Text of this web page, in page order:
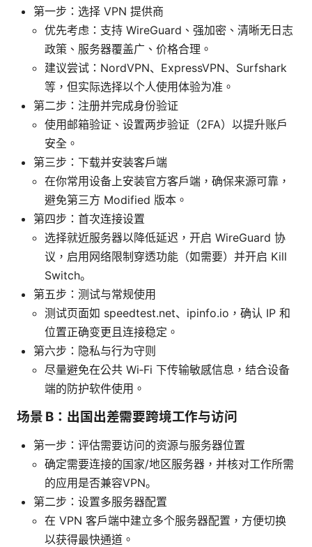
第一步：选择 VPN 提供商
优先考虑：支持 WireGuard、强加密、清晰无日志
政策、服务器覆盖广、价格合理。
建议尝试：NordVPN、ExpressVPN、Surfshark
等，但实际选择以个人使用体验为准。
第二步：注册并完成身份验证
使用邮箱验证、设置两步验证（2FA）以提升账户
安全。
第三步：下载并安装客户端
在你常用设备上安装官方客户端，确保来源可靠，
避免第三方 Modified 版本。
第四步：首次连接设置
选择就近服务器以降低延迟，开启 WireGuard 协
议，启用网络限制穿透功能（如需要）并开启 Kill
Switch。
第五步：测试与常规使用
测试页面如 speedtest.net、ipinfo.io，确认 IP 和
位置正确变更且连接稳定。
第六步：隐私与行为守则
尽量避免在公共 Wi‑Fi 下传输敏感信息，结合设备
端的防护软件使用。
场景 B：出国出差需要跨境工作与访问
第一步：评估需要访问的资源与服务器位置
确定需要连接的国家/地区服务器，并核对工作所需
的应用是否兼容VPN。
第二步：设置多服务器配置
在 VPN 客户端中建立多个服务器配置，方便切换
以获得最快通道。